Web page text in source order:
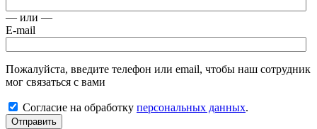
— или —
E-mail
Пожалуйста, введите телефон или email, чтобы наш сотрудник
мог связаться с вами
Согласие на обработку персональных данных.
Отправить